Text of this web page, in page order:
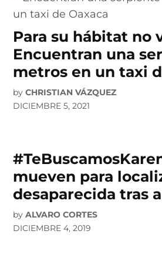
Para su hábitat no
Encuentran una
metros en un taxi
by CHRISTIAN VÁZQUEZ
DICIEMBRE 5, 2021
mueven para
desaparecida tras
by ALVARO CORTES
DICIEMBRE 4, 2019